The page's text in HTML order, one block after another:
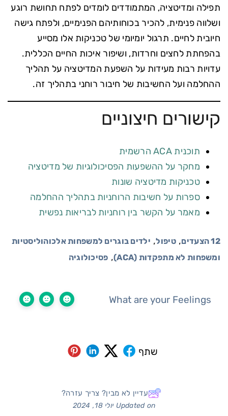
תפילה ומדיטציה, המתמודדים לומדים לפתח תחושת רוגע
ושלווה פנימית, להכיר בכוחותיהם הפנימיים, ולפתח גישה
חיובית לחיים. תרגול יומיומי של טכניקות אלו מסייע
בהפחתת לחצים וחרדות, ושיפור איכות החיים הכללית.
עדויות רבות מעידות על השפעת המדיטציה על תהליך
ההחלמה ועל החשיבות של חיבור רוחני בתהליך זה.
קישורים חיצוניים
תוכנית ACA הרשמית
מחקר על ההשפעות הפסיכולוגיות של מדיטציה
טכניקות מדיטציה שונות
ספרות על חשיבות הרוחניות בתהליך ההחלמה
מאמר על הקשר בין רוחניות לבריאות נפשית
12 הצעדים ,טיפול, ילדים בוגרים למשפחות אלכוהוליסטיות
ומשפחות לא מתפקדות (ACA)
, פסיכולוגיה
What are your Feelings
שתף
עדיין לא מבין? צריך עזרה?
Updated on יולי 18, 2024